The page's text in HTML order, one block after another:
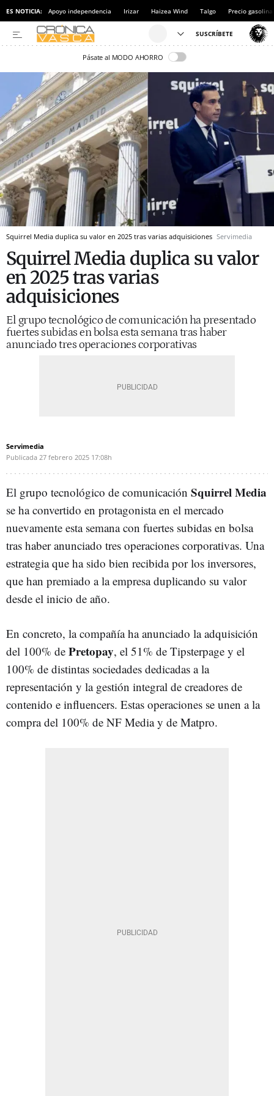
ES NOTICIA: Apoyo independencia Irizar Haizea Wind Talgo Precio gasolina
Pásate al MODO AHORRO
Squirrel Media duplica su valor en 2025 tras varias adquisiciones Servimedia
Squirrel Media duplica su valor
en 2025 tras varias
adquisiciones
El grupo tecnológico de comunicación ha presentado
fuertes subidas en bolsa esta semana tras haber
anunciado tres operaciones corporativas
Servimedia
Publicada 27 febrero 2025 17:08h
El grupo tecnológico de comunicación Squirrel Media
se ha convertido en protagonista en el mercado
nuevamente esta semana con fuertes subidas en bolsa
tras haber anunciado tres operaciones corporativas. Una
estrategia que ha sido bien recibida por los inversores,
que han premiado a la empresa duplicando su valor
desde el inicio de año.
En concreto, la compañía ha anunciado la adquisición
del 100% de Pretopay, el 51% de Tipsterpage y el
100% de distintas sociedades dedicadas a la
representación y la gestión integral de creadores de
contenido e influencers. Estas operaciones se unen a la
compra del 100% de NF Media y de Matpro.